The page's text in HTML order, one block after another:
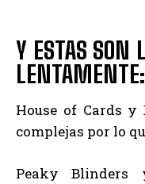
Y ESTAS SON
LENTAMENTE:
House of Cards y
complejas por lo
Peaky